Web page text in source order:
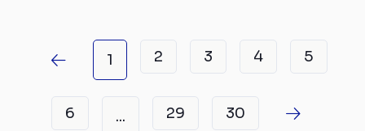
1 2 3 4 5
6 ... 29 30